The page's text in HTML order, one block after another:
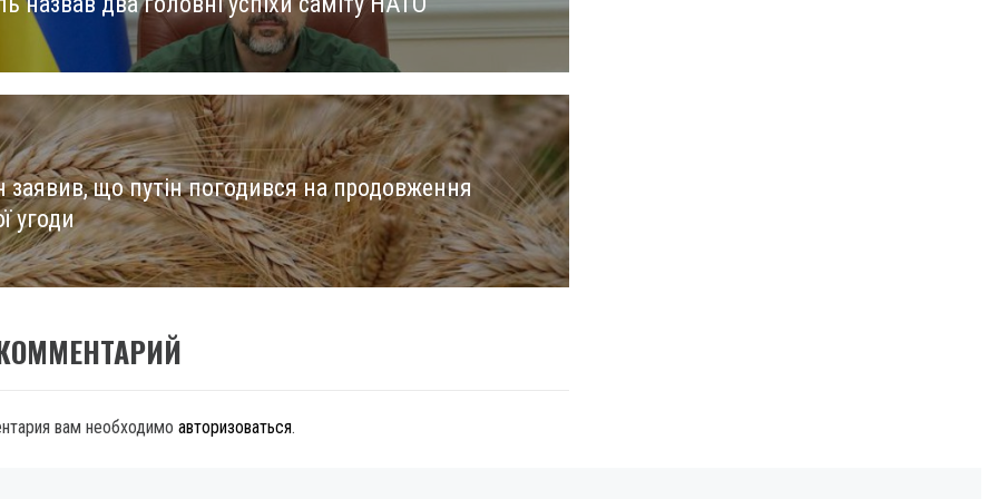
заявив, що путін погодився на продовження
угоди
вам необходимо авторизоваться.